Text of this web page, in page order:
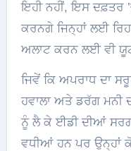
ਇਹੀ ਨਹੀਂ, ਇਸ ਦਫ਼ਤਰ
ਕਰਨਗੇ ਜਿਨ੍ਹਾਂ ਲਈ
ਅਲਾਟ ਕਰਨ ਲਈ ਵੀ
ਜਿਵੇਂ ਕਿ ਅਪਰਾਧ ਦਾ
ਹਵਾਲਾ ਅਤੇ ਡਰੱਗ ਮਨੀ
ਨੂੰ ਲੈ ਕੇ ਈਡੀ ਦੀਆਂ
ਵਧੀਆਂ ਹਨ ਪਰ ਉਨ੍ਹਾਂ